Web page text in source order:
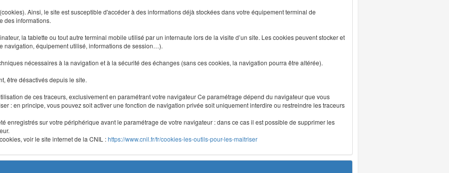
Ainsi, le site est susceptible d'accéder à des informations déjà stockées dans votre équipement terminal de
des informations.
la tablette ou tout autre terminal mobile utilisé par un internaute lors de la visite d’un site. Les cookies peuvent stocker et
navigation, équipement utilisé, informations de session…).
nécessaires à la navigation et à la sécurité des échanges (sans ces cookies, la navigation pourra être altérée).
être désactivés depuis le site.
de ces traceurs, exclusivement en paramétrant votre navigateur Ce paramétrage dépend du navigateur que vous
: en principe, vous pouvez soit activer une fonction de navigation privée soit uniquement interdire ou restreindre les traceurs
enregistrés sur votre périphérique avant le paramétrage de votre navigateur : dans ce cas il est possible de supprimer les
voir le site internet de la CNIL :https://www.cnil.fr/fr/cookies-les-outils-pour-les-maitriser